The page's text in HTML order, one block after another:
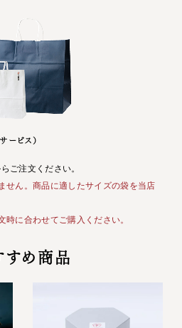
ービス）
ご注文ください。
せん。商品に適したサイズの袋を当店
に合わせてご購入ください。
すめ商品